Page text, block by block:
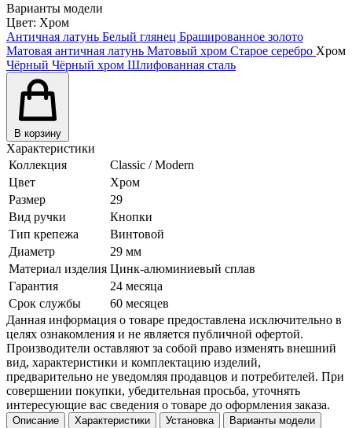
Варианты модели
Цвет: Хром
Античная латунь Белый глянец Брашированное золото
Матовая античная латунь Матовый хром Старое серебро Хром
Чёрный Чёрный хром Шлифованная сталь
В корзину
Характеристики
Коллекция
Classic / Modern
Цвет
Хром
Размер
29
Вид ручки
Кнопки
Тип крепежа
Винтовой
Диаметр
29 мм
Материал изделия Цинк-алюминиевый сплав
Гарантия
24 месяца
Срок службы
60 месяцев
Данная информация о товаре предоставлена исключительно в
целях ознакомления и не является публичной офертой.
Производители оставляют за собой право изменять внешний
вид, характеристики и комплектацию изделий,
предварительно не уведомляя продавцов и потребителей. При
совершении покупки, убедительная просьба, уточнять
интересующие вас сведения о товаре до оформления заказа.
Описание Характеристики Установка
Варианты модели